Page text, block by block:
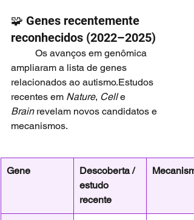
🧩 Genes recentemente
reconhecidos (2022–2025)
ampliaram a lista de genes
relacionados ao autismo.Estudos
recentes em Nature, Cell e
Brain revelam novos candidatos e
mecanismos.
Gene
Descoberta /
estudo
recente